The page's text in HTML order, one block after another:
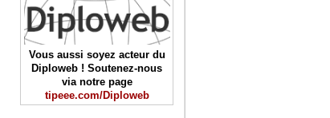
Vous aussi soyez acteur du
Diploweb ! Soutenez-nous
via notre page
tipeee.com/Diploweb